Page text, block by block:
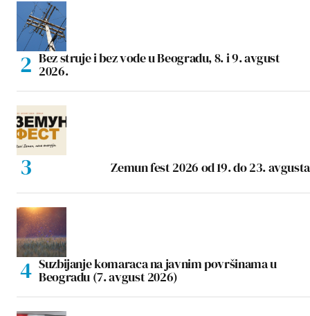
Bez struje i bez vode u Beogradu, 8. i 9. avgust
2026.
Zemun fest 2026 od 19. do 23. avgusta
Suzbijanje komaraca na javnim površinama u
Beogradu (7. avgust 2026)